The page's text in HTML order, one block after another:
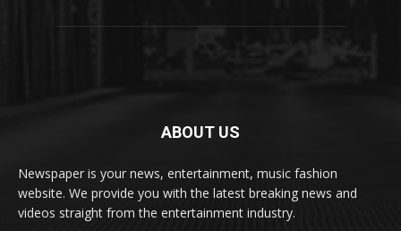
ABOUT US
Newspaper is your news, entertainment, music fashion
website. We provide you with the latest breaking news and
videos straight from the entertainment industry.